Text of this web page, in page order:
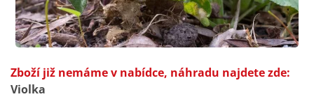
Zboží již nemáme v nabídce, náhradu najdete zde:
Violka